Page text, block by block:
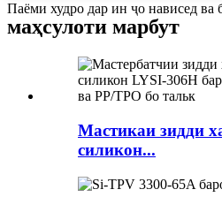
Паёми худро дар ин ҷо нависед ва
маҳсулоти марбут
Мастикаи зидди
силикон...